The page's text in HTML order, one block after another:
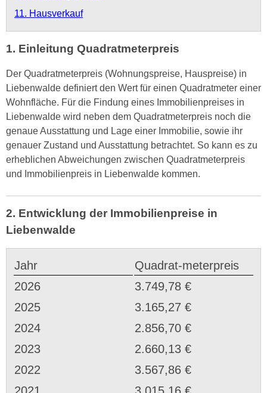
11. Hausverkauf
1. Einleitung Quadratmeterpreis
Der Quadratmeterpreis (Wohnungspreise, Hauspreise) in
Liebenwalde definiert den Wert für einen Quadratmeter einer
Wohnfläche. Für die Findung eines Immobilienpreises in
Liebenwalde wird neben dem Quadratmeterpreis noch die
genaue Ausstattung und Lage einer Immobilie, sowie ihr
genauer Zustand und Ausstattung betrachtet. So kann es zu
erheblichen Abweichungen zwischen Quadratmeterpreis
und Immobilienpreis in Liebenwalde kommen.
2. Entwicklung der Immobilienpreise in
Liebenwalde
Jahr
Quadrat-meterpreis
2026
3.749,78 €
2025
3.165,27 €
2024
2.856,70 €
2023
2.660,13 €
2022
3.567,86 €